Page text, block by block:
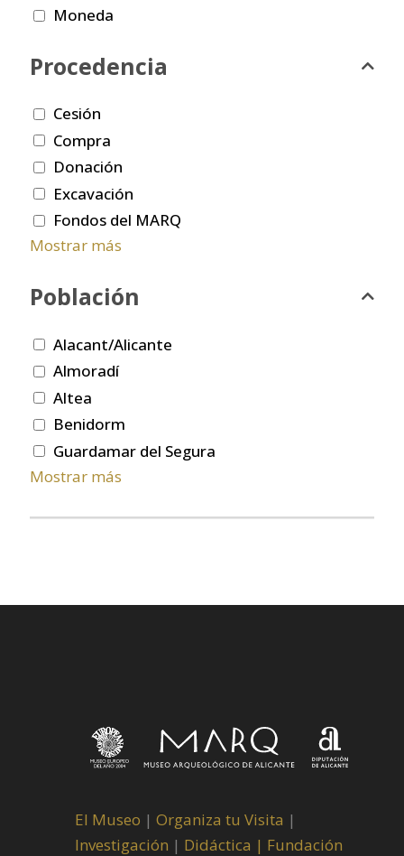
Moneda
Procedencia
Cesión
Compra
Donación
Excavación
Fondos del MARQ
Mostrar más
Población
Alacant/Alicante
Almoradí
Altea
Benidorm
Guardamar del Segura
Mostrar más
El Museo | Organiza tu Visita |
Investigación | Didáctica | Fundación